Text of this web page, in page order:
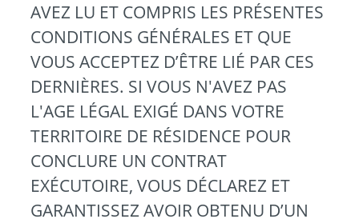
AVEZ LU ET COMPRIS LES PRÉSENTES
CONDITIONS GÉNÉRALES ET QUE
VOUS ACCEPTEZ D’ÊTRE LIÉ PAR CES
DERNIÈRES. SI VOUS N'AVEZ PAS
L'AGE LÉGAL EXIGÉ DANS VOTRE
TERRITOIRE DE RÉSIDENCE POUR
CONCLURE UN CONTRAT
EXÉCUTOIRE, VOUS DÉCLAREZ ET
GARANTISSEZ AVOIR OBTENU D’UN